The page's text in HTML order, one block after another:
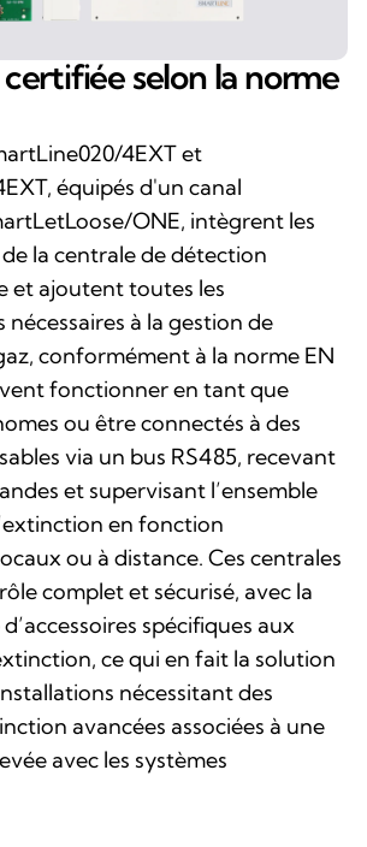
selon la norme
4EXT et
équipés d'un canal
ONE, intègrent les
la centrale de détection
et ajoutent toutes les
à la gestion de
conformément à la norme EN
fonctionner en tant que
ou être connectés à des
via un bus RS485, recevant
et supervisant l’ensemble
en fonction
ou à distance. Ces centrales
complet et sécurisé, avec la
spécifiques aux
ce qui en fait la solution
nécessitant des
avancées associées à une
avec les systèmes